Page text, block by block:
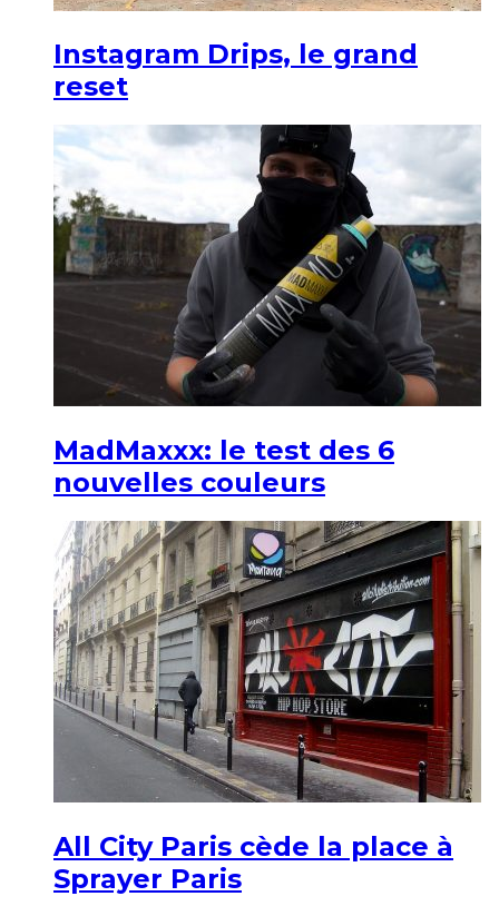
Instagram Drips, le grand
reset
MadMaxxx: le test des 6
nouvelles couleurs
All City Paris cède la place à
Sprayer Paris